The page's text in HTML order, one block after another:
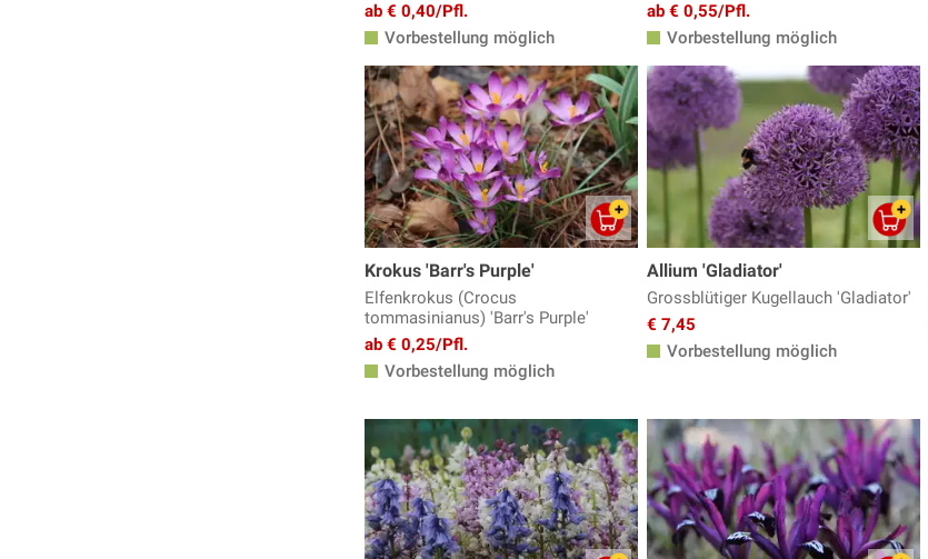
ab € 0,40/Pfl.
Vorbestellung möglich
ab € 0,55/Pfl.
Vorbestellung möglich
Krokus 'Barr's Purple'
Elfenkrokus (Crocus
tommasinianus) 'Barr's Purple'
ab € 0,25/Pfl.
Vorbestellung möglich
Allium 'Gladiator'
Grossblütiger Kugellauch 'Gladiator'
€ 7,45
Vorbestellung möglich